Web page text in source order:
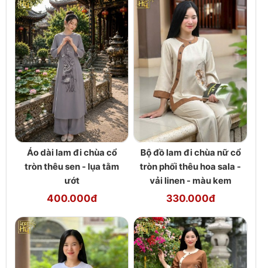
Áo dài lam đi chùa cổ
tròn thêu sen - lụa tằm
ướt
400.000đ
Bộ đồ lam đi chùa nữ cổ
tròn phối thêu hoa sala -
vải linen - màu kem
330.000đ